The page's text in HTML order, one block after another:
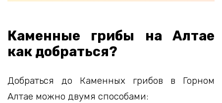
Каменные грибы на Алтае
как добраться?
Добраться до Каменных грибов в Горном
Алтае можно двумя способами: